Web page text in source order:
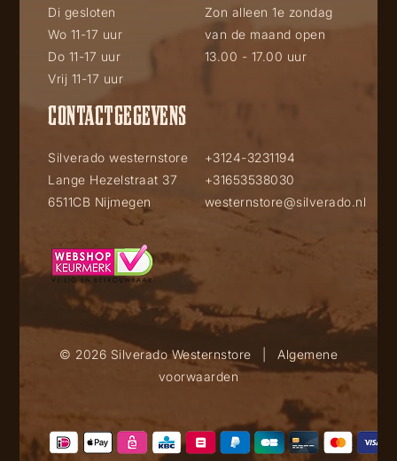
Di gesloten
Wo 11-17 uur
Do 11-17 uur
Vrij 11-17 uur
Zon alleen 1e zondag
van de maand open
13.00 - 17.00 uur
CONTACTGEGEVENS
Silverado westernstore
Lange Hezelstraat 37
6511CB Nijmegen
+3124-3231194
+31653538030
westernstore@silverado.nl
© 2026 Silverado Westernstore
Algemene
voorwaarden